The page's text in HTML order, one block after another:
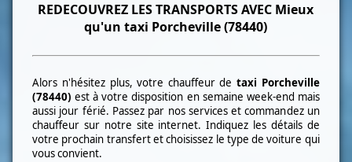
REDECOUVREZ LES TRANSPORTS AVEC Mieux
qu'un taxi Porcheville (78440)
Alors n'hésitez plus, votre chauffeur de taxi Porcheville
(78440) est à votre disposition en semaine week-end mais
aussi jour férié. Passez par nos services et commandez un
chauffeur sur notre site internet. Indiquez les détails de
votre prochain transfert et choisissez le type de voiture qui
vous convient.